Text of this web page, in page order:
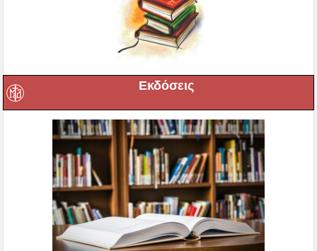
Εκδόσεις